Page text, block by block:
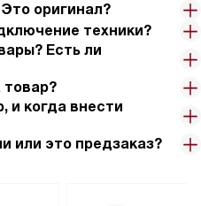
оригинал?
техники?
Есть ли
товар?
и когда внести
или это предзаказ?